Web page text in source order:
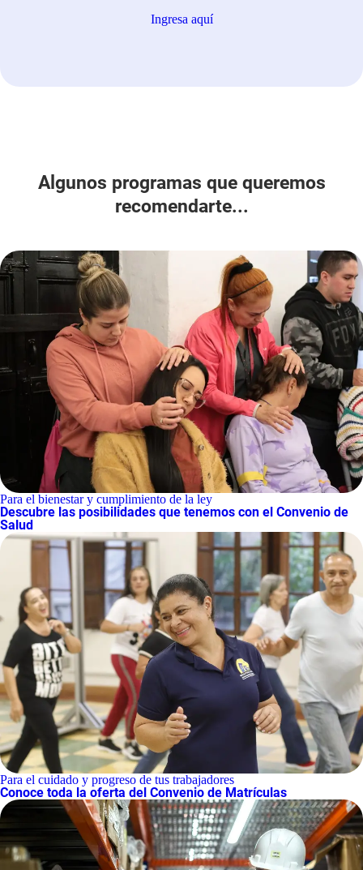
proceso de afiliaciones y a resolver todas las
Ingresa aquí
Algunos programas que queremos
recomendarte...
Para el bienestar y cumplimiento de la ley
Descubre las posibilidades que tenemos con el Convenio de
Salud
Para el cuidado y progreso de tus trabajadores
Conoce toda la oferta del Convenio de Matrículas